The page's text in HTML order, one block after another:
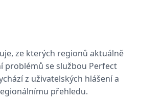
ze kterých regionů aktuálně
problémů se službou Perfect
z uživatelských hlášení a
přehledu.